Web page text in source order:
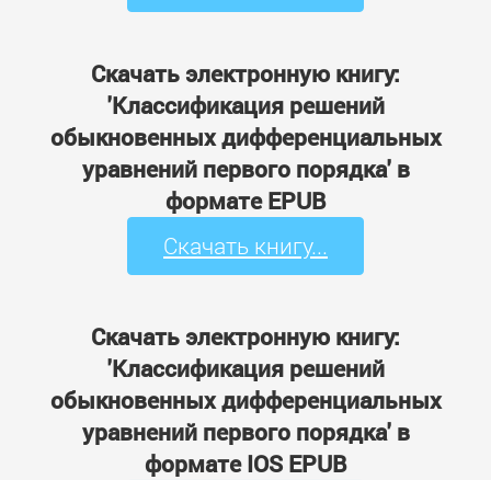
Скачать электронную книгу:
'Классификация решений
обыкновенных дифференциальных
уравнений первого порядка' в
формате EPUB
Скачать книгу...
Скачать электронную книгу:
'Классификация решений
обыкновенных дифференциальных
уравнений первого порядка' в
формате IOS EPUB